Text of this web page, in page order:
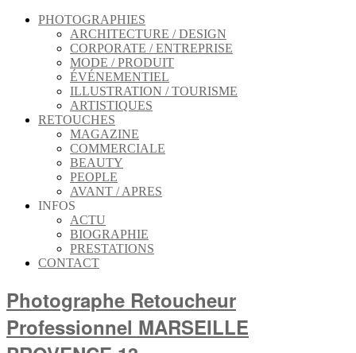
PHOTOGRAPHIES
ARCHITECTURE / DESIGN
CORPORATE / ENTREPRISE
MODE / PRODUIT
ÉVÉNEMENTIEL
ILLUSTRATION / TOURISME
ARTISTIQUES
RETOUCHES
MAGAZINE
COMMERCIALE
BEAUTY
PEOPLE
AVANT / APRES
INFOS
ACTU
BIOGRAPHIE
PRESTATIONS
CONTACT
Photographe Retoucheur
Professionnel MARSEILLE